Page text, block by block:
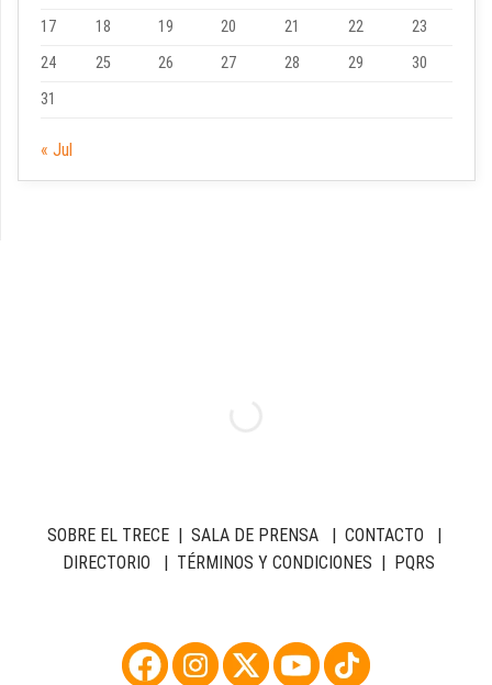
17
18 19 20 21 22
23
24
25 26 27 28 29
30
31
« Jul
SOBRE EL TRECE| SALA DE PRENSA| CONTACTO |
DIRECTORIO | TÉRMINOS Y CONDICIONES | PQRS